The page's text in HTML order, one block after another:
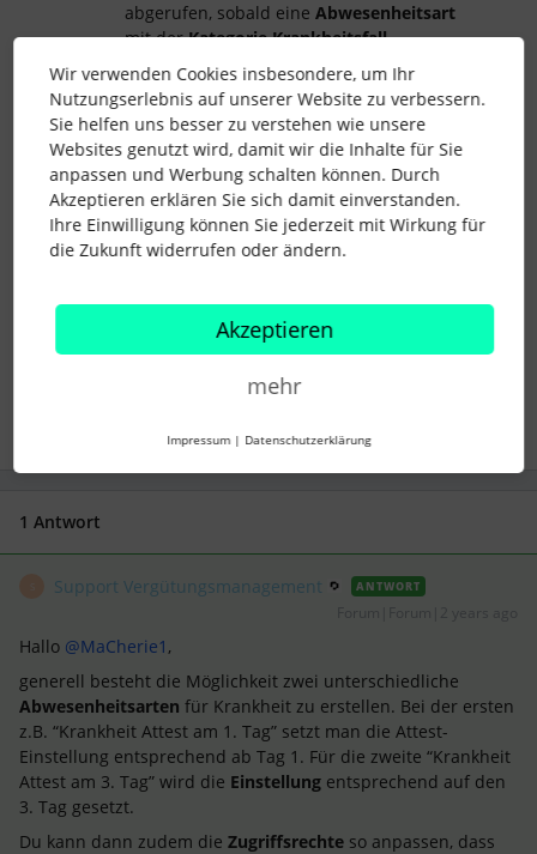
abgerufen, sobald eine Abwesenheitsart
mit derKategorie Krankheitsfall
eingetragen wird.
Liebe Grüße,
Marlene
krankmeldung eAU
1 Antwort
Support Vergütungsmanagement ANTWORT
Hallo @MaCherie1 ,
generell besteht die Möglichkeit zwei unterschiedliche
Abwesenheitsarten für Krankheit zu erstellen. Bei der ersten
z.B. “Krankheit Attest am 1. Tag” setzt man die Attest-
Einstellung entsprechend ab Tag 1. Für die zweite “Krankheit
Attest am 3. Tag” wird die Einstellung entsprechend auf den
3. Tag gesetzt.
Du kann dann zudem die Zugriffsrechte so anpassen, dass
Wir verwenden Cookies insbesondere, um Ihr
Nutzungserlebnis auf unserer Website zu verbessern.
Sie helfen uns besser zu verstehen wie unsere
Websites genutzt wird, damit wir die Inhalte für Sie
anpassen und Werbung schalten können. Durch
Akzeptieren erklären Sie sich damit einverstanden.
Ihre Einwilligung können Sie jederzeit mit Wirkung für
die Zukunft widerrufen oder ändern.
Akzeptieren
mehr
Impressum | Datenschutzerklärung